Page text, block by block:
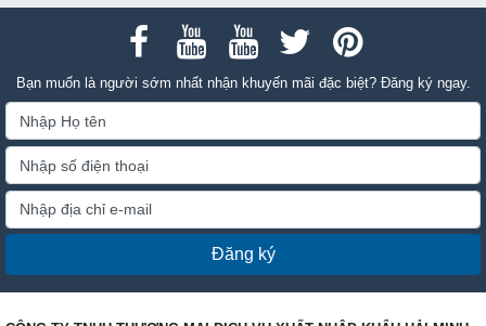
Bạn muốn là người sớm nhất nhận khuyến mãi đặc biệt? Đăng ký ngay.
Đăng ký